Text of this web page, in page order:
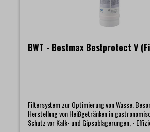
BWT - Bestmax Bestprotect V
Filtersystem zur Optimierung von Wasse.
Herstellung von Heißgetränken in
Schutz vor Kalk- und Gipsablagerungen, -